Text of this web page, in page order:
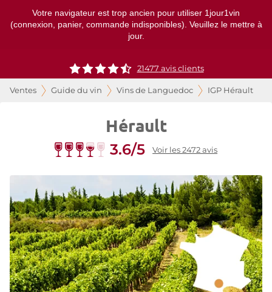
Votre navigateur est trop ancien pour utiliser 1jour1vin
(connexion, panier, commande indisponibles). Veuillez le mettre à
jour.
21477 avis clients
Ventes Guide du vin Vins de Languedoc IGP Hérault
Hérault
3.6/5 Voir les 2472 avis